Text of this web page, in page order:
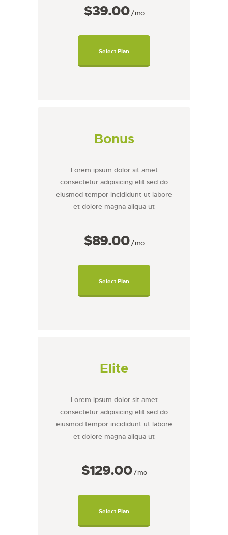
$39 00 mo
Select Plan
Bonus
Lorem ipsum dolor sit amet
consectetur adipisicing elit sed do
eiusmod tempor incididunt ut labore
et dolore magna aliqua ut
$89 00 mo
Select Plan
Elite
Lorem ipsum dolor sit amet
consectetur adipisicing elit sed do
eiusmod tempor incididunt ut labore
et dolore magna aliqua ut
$129 00 mo
Select Plan